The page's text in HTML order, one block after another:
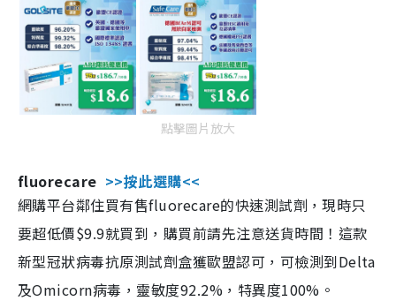
點擊圖片放大
fluorecare >>按此選購<<
網購平台鄰住買有售fluorecare的快速測試劑，現時只
要超低價$9.9就買到，購買前請先注意送貨時間！這款
新型冠狀病毒抗原測試劑盒獲歐盟認可，可檢測到Delta
及Omicorn病毒，靈敏度92.2%，特異度100%。